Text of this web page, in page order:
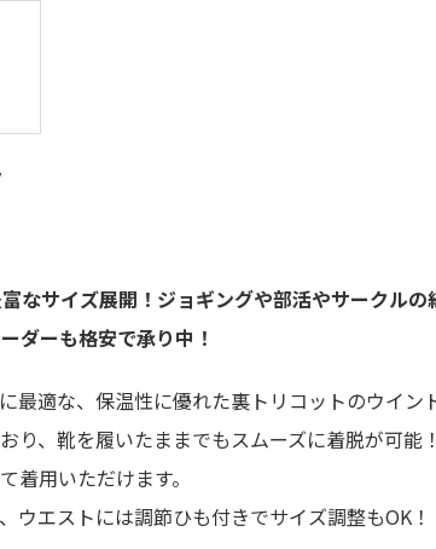
なサイズ展開！ジョギングや部活やサークル
ダーも格安で承り中！
最適な、保温性に優れた裏トリコットのウイン
り、靴を履いたままでもスムーズに着脱が可
着用いただけます。
ウエストには調節ひも付きでサイズ調整もOK！